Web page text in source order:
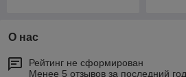
О нас
Рейтинг не сформирован
Менее 5 отзывов за последний год